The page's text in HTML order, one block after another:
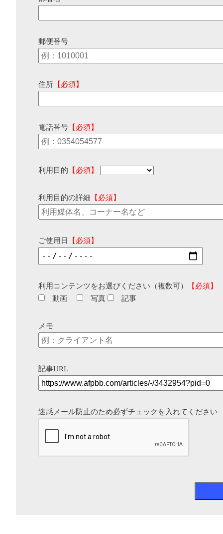
郵便番号
住所 【必須】
電話番号 【必須】
利用目的 【必須】
利用目的の詳細 【必須】
ご使用日 【必須】
利用コンテンツをお選びください（複数可）
【必須】
動画
写真 記事
メモ
記事URL
迷惑メール防止のため必ずチェックを入れてください